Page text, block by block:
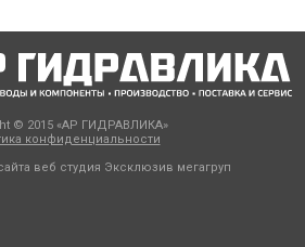
© 2015 «АР ГИДРАВЛИКА»
конфиденциальности
веб студия Эксклюзив мегагруп